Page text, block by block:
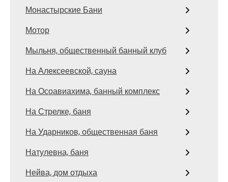
Монастырские Бани
Мотор
Мыльня, общественный банный клуб
На Алексеевской, сауна
На Осоавиахима, банный комплекс
На Стрелке, баня
На Ударников, общественная баня
Натулевна, баня
Нейва, дом отдыха